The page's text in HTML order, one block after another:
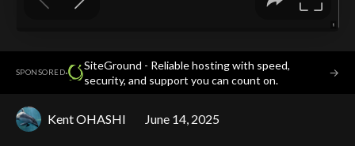
SPONSORED·
SiteGround - Reliable hosting with speed,
security, and support you can count on.
→
Kent OHASHI June 14, 2025